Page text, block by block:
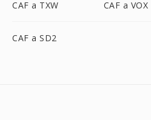
CAF a TXW CAF a VOX
CAF a SD2